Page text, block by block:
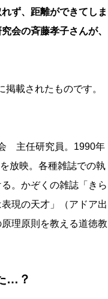
ず、距離ができてしま
会の斉藤孝子さんが、
載されたものです。
主任研究員。1990年
放映。各種雑誌での執
。かぞくの雑誌「きら
現の天才」（アドア出
理原則を教える道徳教
…？